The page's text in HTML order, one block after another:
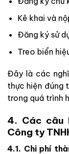
Kê khai và
Đăng ký sử
Treo biển
Đây là các
thực hiện đúng
trong quá trình
4. Các câu
Công ty
4.1. Chi phí